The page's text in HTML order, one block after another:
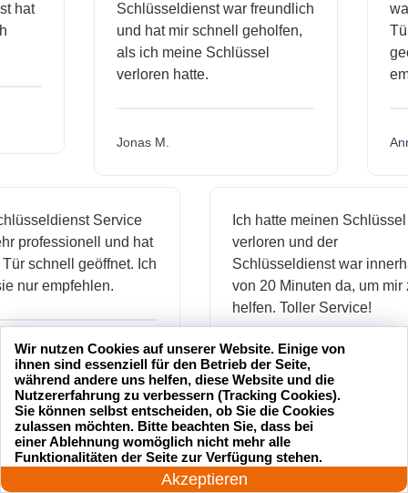
hat
Schlüsseldienst war freundlich
und hat mir schnell geholfen,
als ich meine Schlüssel
verloren hatte.
Jonas M.
Service
und hat
schnell geöffnet. Ich
empfehlen.
Ich hatte meinen Schlüssel
verloren und der
Schlüsseldienst war innerhalb
von 20 Minuten da, um mir zu
helfen. Toller Service!
Maria L.
24 Stunden am Tag
Akzeptieren
Wir nutzen Cookies auf unserer Website. Einige von
ihnen sind essenziell für den Betrieb der Seite,
während andere uns helfen, diese Website und die
Nutzererfahrung zu verbessern (Tracking Cookies).
Sie können selbst entscheiden, ob Sie die Cookies
zulassen möchten. Bitte beachten Sie, dass bei
einer Ablehnung womöglich nicht mehr alle
Funktionalitäten der Seite zur Verfügung stehen.